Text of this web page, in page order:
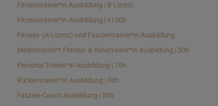
Fitnesstrainer*in Ausbildung | B-Lizenz
Fitnesstrainer*in Ausbildung | +100h
Fitness- (A-Lizenz) und Faszientrainer*in Ausbildung
Medizinische*r Fitness- & Rehatrainer*in Ausbildung | 50h
Personal Trainer*in Ausbildung | 70h
Rückentrainer*in Ausbildung | 30h
Faszien-Coach Ausbildung | 30h